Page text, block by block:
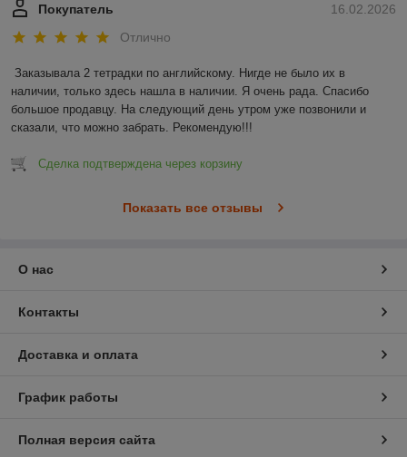
16.02.2026
Покупатель
Отлично
Заказывала 2 тетрадки по английскому. Нигде не было их в
наличии, только здесь нашла в наличии. Я очень рада. Спасибо
большое продавцу. На следующий день утром уже позвонили и
сказали, что можно забрать. Рекомендую!!!
Сделка подтверждена через корзину
Показать все отзывы
О нас
Контакты
Доставка и оплата
График работы
Полная версия сайта